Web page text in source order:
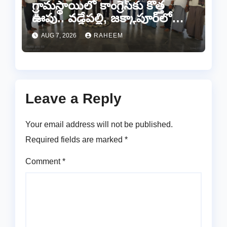
గ్రామస్థాయిలో కాంగ్రెస్‌కు కొత్త
ఊపు.. వడ్డేపల్లి, జక్కాపూర్‌లో
నూతన కమిటీల ఏర్పాటు
AUG 7, 2026 RAHEEM
Leave a Reply
Your email address will not be published.
Required fields are marked *
Comment*